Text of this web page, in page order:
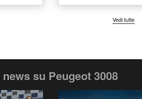
Vedi tutte
su Peugeot 3008